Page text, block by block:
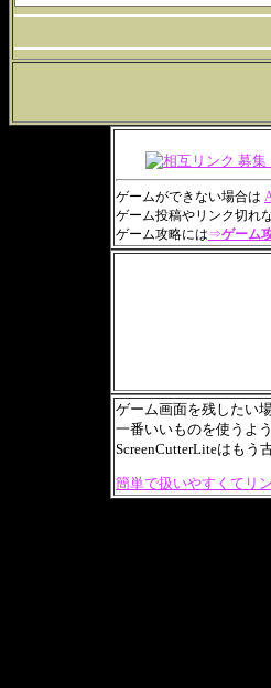
ゲームができない場合は
ゲーム投稿やリンク切れ
ゲーム攻略には⇒ゲーム
ゲーム画面を残したい
一番いいものを使うよ
ScreenCutterLiteはもう
簡単で扱いやすくてリ